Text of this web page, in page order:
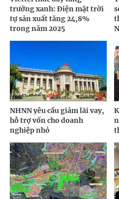
trưởng xanh: Điện mặt trời
tự sản xuất tăng 24,8%
trong năm 2025
NHNN yêu cầu giảm lãi vay,
hỗ trợ vốn cho doanh
nghiệp nhỏ